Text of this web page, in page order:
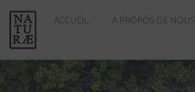
ACCUEIL A PROPOS DE NOUS